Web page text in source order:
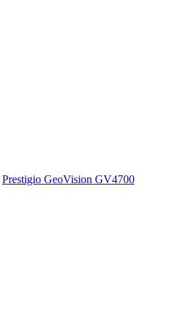
Prestigio GeoVision GV4700